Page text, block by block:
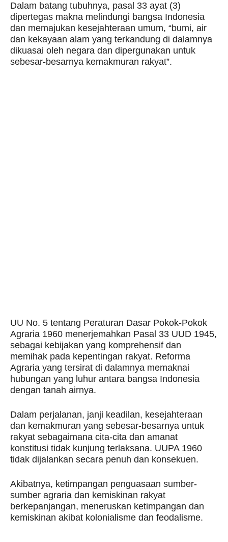
Dalam batang tubuhnya, pasal 33 ayat (3)
dipertegas makna melindungi bangsa Indonesia
dan memajukan kesejahteraan umum, “bumi, air
dan kekayaan alam yang terkandung di dalamnya
dikuasai oleh negara dan dipergunakan untuk
sebesar-besarnya kemakmuran rakyat”.
UU No. 5 tentang Peraturan Dasar Pokok-Pokok
Agraria 1960 menerjemahkan Pasal 33 UUD 1945,
sebagai kebijakan yang komprehensif dan
memihak pada kepentingan rakyat. Reforma
Agraria yang tersirat di dalamnya memaknai
hubungan yang luhur antara bangsa Indonesia
dengan tanah airnya.
Dalam perjalanan, janji keadilan, kesejahteraan
dan kemakmuran yang sebesar-besarnya untuk
rakyat sebagaimana cita-cita dan amanat
konstitusi tidak kunjung terlaksana. UUPA 1960
tidak dijalankan secara penuh dan konsekuen.
Akibatnya, ketimpangan penguasaan sumber-
sumber agraria dan kemiskinan rakyat
berkepanjangan, meneruskan ketimpangan dan
kemiskinan akibat kolonialisme dan feodalisme.